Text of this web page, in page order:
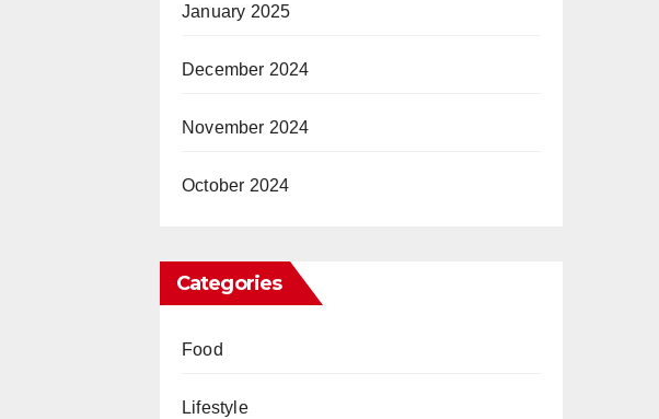
January 2025
December 2024
November 2024
October 2024
Categories
Food
Lifestyle